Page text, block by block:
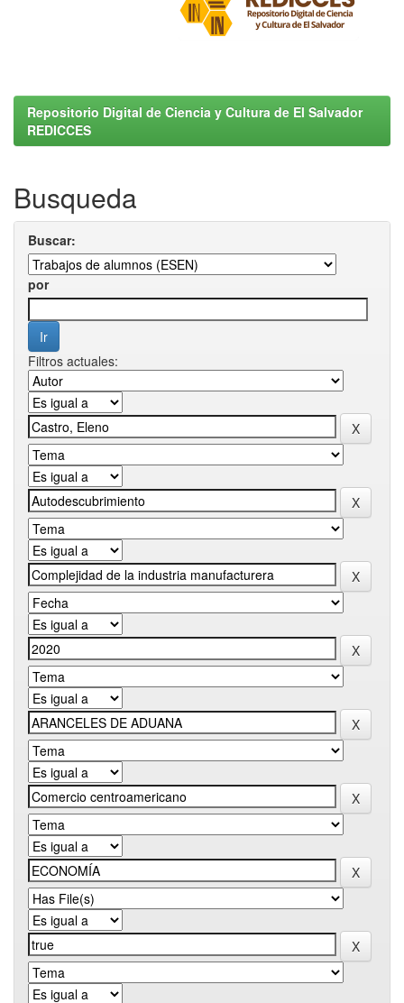
Repositorio Digital de Ciencia y Cultura de El Salvador
REDICCES
Busqueda
Buscar:
por
Filtros actuales: